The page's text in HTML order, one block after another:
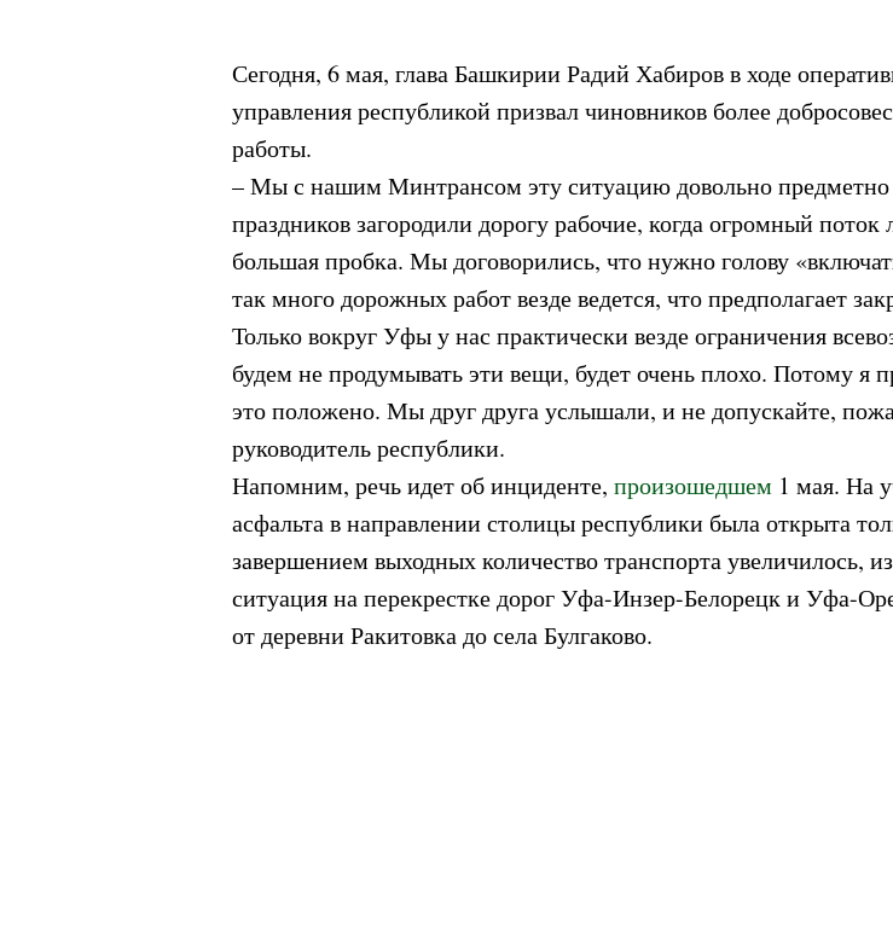
Сегодня, 6 мая, глава Башкирии Радий Хабиров в ходе
управления республикой призвал чиновников более
работы.
– Мы с нашим Минтрансом эту ситуацию довольно предметно
праздников загородили дорогу рабочие, когда огромный
большая пробка. Мы договорились, что нужно голову
так много дорожных работ везде ведется, что предполагает
Только вокруг Уфы у нас практически везде ограничения
будем не продумывать эти вещи, будет очень плохо. Потому я
это положено. Мы друг друга услышали, и не допускайте,
руководитель республики.
Напомним, речь идет об инциденте, произошедшем 1 мая. На
асфальта в направлении столицы республики была открыта
завершением выходных количество транспорта увеличилось,
ситуация на перекрестке дорог Уфа-Инзер-Белорецк и Уфа-
от деревни Ракитовка до села Булгаково.